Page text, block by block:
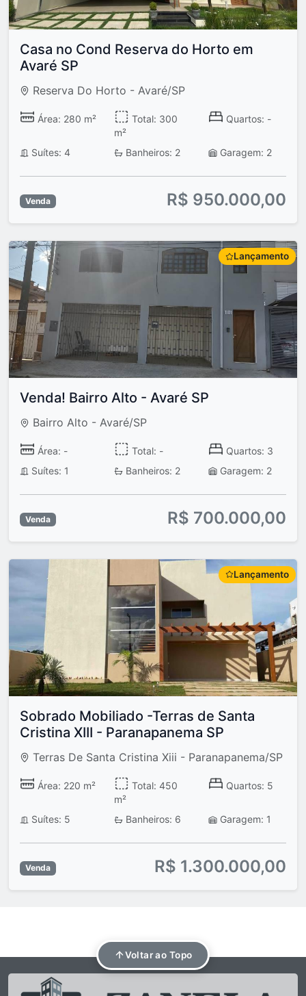
Casa no Cond Reserva do Horto em
Avaré SP
Reserva Do Horto - Avaré/SP
Área: 280 m²
Total: 300
m²
Quartos: -
Suítes: 4 Banheiros: 2 Garagem: 2
Venda R$ 950.000,00
Lançamento
Venda! Bairro Alto - Avaré SP
Bairro Alto - Avaré/SP
Área: - Total: -
Quartos: 3
Suítes: 1
Banheiros: 2 Garagem: 2
Venda R$ 700.000,00
Lançamento
Sobrado Mobiliado -Terras de Santa
Cristina XIII - Paranapanema SP
Terras De Santa Cristina Xiii - Paranapanema/SP
Área: 220 m²
Total: 450
m²
Quartos: 5
Suítes: 5 Banheiros: 6 Garagem: 1
Venda R$ 1.300.000,00
Voltar ao Topo